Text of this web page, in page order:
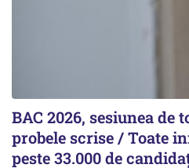
BAC 2026, sesiunea de
probele scrise / Toate
peste 33.000 de